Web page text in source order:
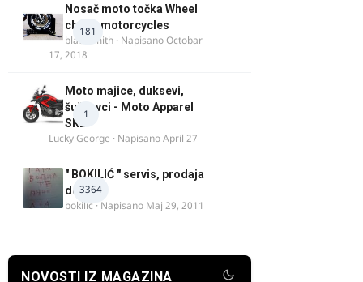
181
Nosač moto točka Wheel
chock motorcycles
blacksmith · NapisanoOctobar
17, 2018
1
Moto majice, duksevi,
šuškavci - Moto Apparel
SRB
Lucky George · NapisanoApril 27
3364
" BOKILIĆ " servis, prodaja
delova
bokilic · Napisano Maj 29, 2011
NOVOSTI IZ MAGAZINA